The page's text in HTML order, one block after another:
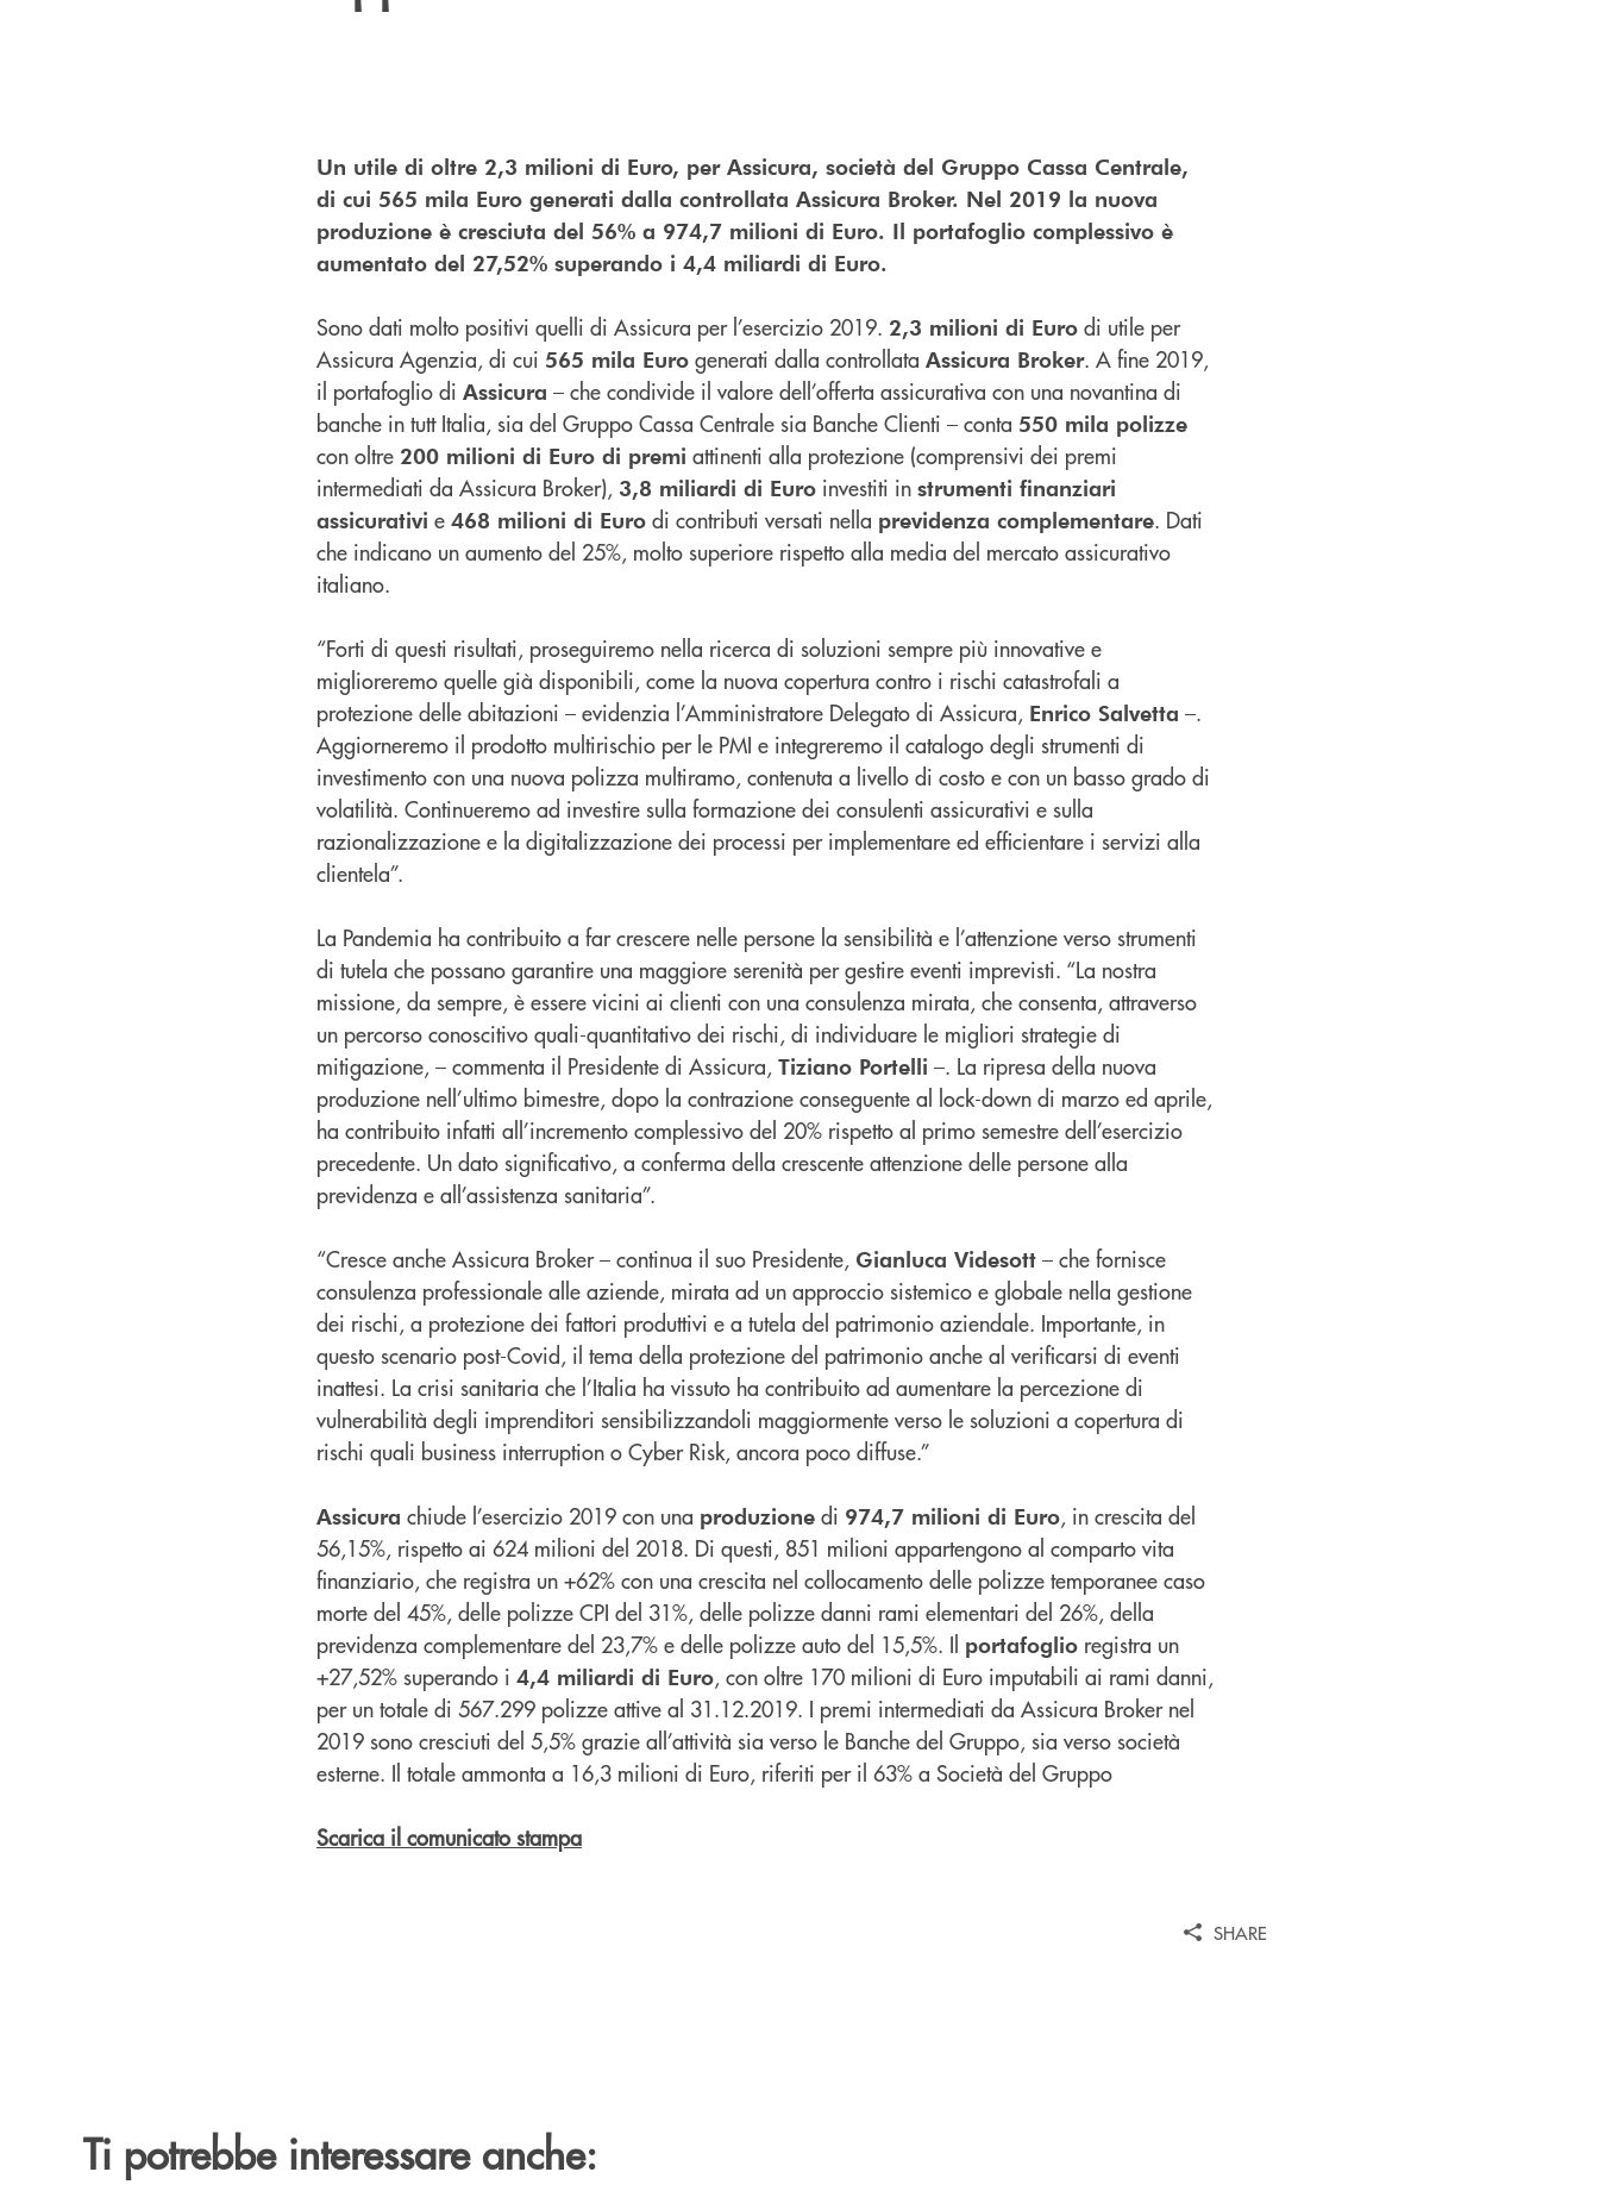
Un utile di oltre 2,3 milioni di Euro, per Assicura, società del Gruppo Cassa Centrale,
di cui 565 mila Euro generati dalla controllata Assicura Broker. Nel 2019 la nuova
produzione è cresciuta del 56% a 974,7 milioni di Euro. Il portafoglio complessivo è
aumentato del 27,52% superando i 4,4 miliardi di Euro.
Sono dati molto positivi quelli di Assicura per l’esercizio 2019. 2,3 milioni di Euro di utile per
Assicura Agenzia, di cui 565 mila Euro generati dalla controllata Assicura Broker. A fine 2019,
il portafoglio di Assicura – che condivide il valore dell’offerta assicurativa con una novantina di
banche in tutt Italia, sia del Gruppo Cassa Centrale sia Banche Clienti – conta 550 mila polizze
con oltre 200 milioni di Euro di premi attinenti alla protezione (comprensivi dei premi
intermediati da Assicura Broker), 3,8 miliardi di Euro investiti in strumenti finanziari
assicurativi e 468 milioni di Euro di contributi versati nella previdenza complementare. Dati
che indicano un aumento del 25%, molto superiore rispetto alla media del mercato assicurativo
italiano.
“Forti di questi risultati, proseguiremo nella ricerca di soluzioni sempre più innovative e
miglioreremo quelle già disponibili, come la nuova copertura contro i rischi catastrofali a
protezione delle abitazioni – evidenzia l’Amministratore Delegato di Assicura, Enrico Salvetta –.
Aggiorneremo il prodotto multirischio per le PMI e integreremo il catalogo degli strumenti di
investimento con una nuova polizza multiramo, contenuta a livello di costo e con un basso grado di
volatilità. Continueremo ad investire sulla formazione dei consulenti assicurativi e sulla
razionalizzazione e la digitalizzazione dei processi per implementare ed efficientare i servizi alla
clientela”.
La Pandemia ha contribuito a far crescere nelle persone la sensibilità e l’attenzione verso strumenti
di tutela che possano garantire una maggiore serenità per gestire eventi imprevisti. “La nostra
missione, da sempre, è essere vicini ai clienti con una consulenza mirata, che consenta, attraverso
un percorso conoscitivo quali-quantitativo dei rischi, di individuare le migliori strategie di
mitigazione, – commenta il Presidente di Assicura, Tiziano Portelli –. La ripresa della nuova
produzione nell’ultimo bimestre, dopo la contrazione conseguente al lock-down di marzo ed aprile,
ha contribuito infatti all’incremento complessivo del 20% rispetto al primo semestre dell’esercizio
precedente. Un dato significativo, a conferma della crescente attenzione delle persone alla
previdenza e all’assistenza sanitaria”.
“Cresce anche Assicura Broker – continua il suo Presidente, Gianluca Videsott – che fornisce
consulenza professionale alle aziende, mirata ad un approccio sistemico e globale nella gestione
dei rischi, a protezione dei fattori produttivi e a tutela del patrimonio aziendale. Importante, in
questo scenario post-Covid, il tema della protezione del patrimonio anche al verificarsi di eventi
inattesi. La crisi sanitaria che l’Italia ha vissuto ha contribuito ad aumentare la percezione di
vulnerabilità degli imprenditori sensibilizzandoli maggiormente verso le soluzioni a copertura di
rischi quali business interruption o Cyber Risk, ancora poco diffuse.”
Assicura chiude l’esercizio 2019 con una produzione di 974,7 milioni di Euro, in crescita del
56,15%, rispetto ai 624 milioni del 2018. Di questi, 851 milioni appartengono al comparto vita
finanziario, che registra un +62% con una crescita nel collocamento delle polizze temporanee caso
morte del 45%, delle polizze CPI del 31%, delle polizze danni rami elementari del 26%, della
previdenza complementare del 23,7% e delle polizze auto del 15,5%. Il portafoglio registra un
+27,52% superando i 4,4 miliardi di Euro, con oltre 170 milioni di Euro imputabili ai rami danni,
per un totale di 567.299 polizze attive al 31.12.2019. I premi intermediati da Assicura Broker nel
2019 sono cresciuti del 5,5% grazie all’attività sia verso le Banche del Gruppo, sia verso società
esterne. Il totale ammonta a 16,3 milioni di Euro, riferiti per il 63% a Società del Gruppo
Scarica il comunicato stampa
SHARE
Ti potrebbe interessare anche: